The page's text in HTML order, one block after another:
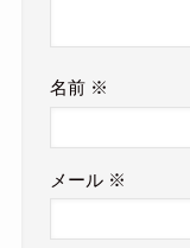
名前 ※
メール ※